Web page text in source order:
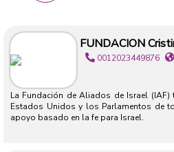
FUNDACION
0012023449876
La Fundación de Aliados de Israel
Estados Unidos y los Parlamentos de
apoyo basado en la fe para Israel.